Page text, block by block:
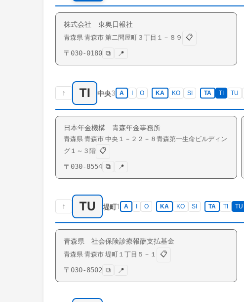
株式会社 東奥日報社
青森県 青森市 第二問屋町 ３丁目１－８９
📋
〒 030-0180 ⧉ 📍
↑ TI 中央3 A O KA KO SI TA TI TU
日本年金機構 青森年金事務所
青森県 青森市 中央 １－２２－８青森第一生命ビルディン
グ１～３階 📋
〒 030-8554 ⧉ 📍
↑ TU 堤町1 A O KA KO SI TA TI TU
青森県 社会保険診療報酬支払基金
青森県 青森市 堤町 １丁目５－１
📋
〒 030-8502 ⧉ 📍